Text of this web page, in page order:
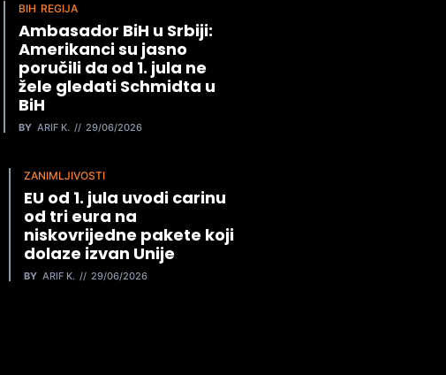
BIH REGIJA
Ambasador BiH u Srbiji:
Amerikanci su jasno
poručili da od 1. jula ne
žele gledati Schmidta u
BiH
BY ARIF K. 29/06/2026
ZANIMLJIVOSTI
EU od 1. jula uvodi carinu
od tri eura na
niskovrijedne pakete koji
dolaze izvan Unije
BY ARIF K. 29/06/2026